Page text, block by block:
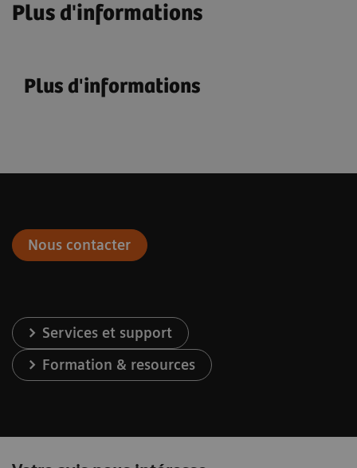
Plus d'informations
Plus d'informations
Nous contacter
Services et support
Formation & resources